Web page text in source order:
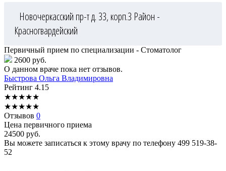
Новочеркасский пр-т д. 33, корп.3 Район -
Красногвардейский
Первичный прием по специализации - Стоматолог
2600 руб.
О данном враче пока нет отзывов.
Быстрова Ольга Владимировна
Рейтинг 4.15
★★★★★
★★★★★
Отзывов 0
Цена первичного приема
24500 руб.
Вы можете записаться к этому врачу по телефону 499 519-38-
52